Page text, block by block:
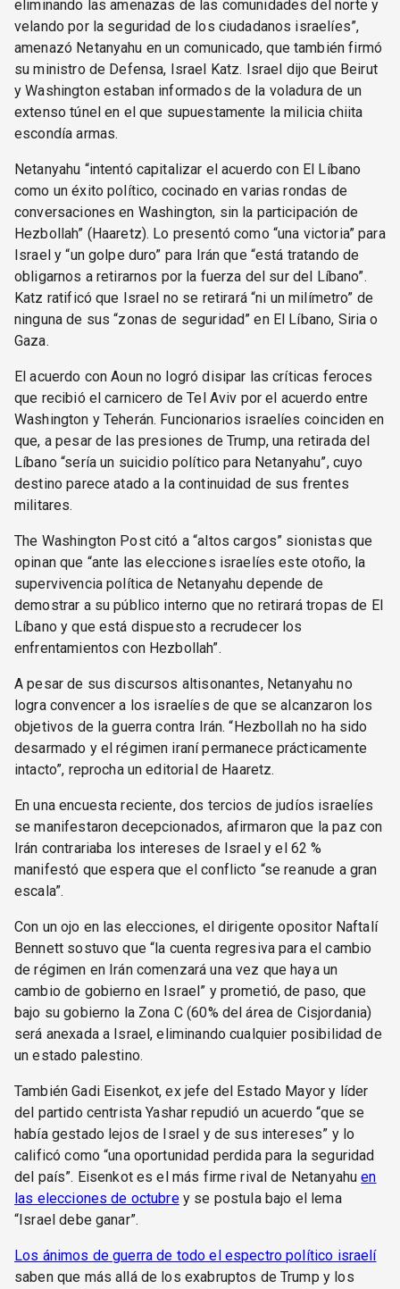
eliminando las amenazas de las comunidades del norte y
velando por la seguridad de los ciudadanos israelíes”,
amenazó Netanyahu en un comunicado, que también firmó
su ministro de Defensa, Israel Katz. Israel dijo que Beirut
y Washington estaban informados de la voladura de un
extenso túnel en el que supuestamente la milicia chiita
escondía armas.
Netanyahu “intentó capitalizar el acuerdo con El Líbano
como un éxito político, cocinado en varias rondas de
conversaciones en Washington, sin la participación de
Hezbollah” (Haaretz). Lo presentó como “una victoria” para
Israel y “un golpe duro” para Irán que “está tratando de
obligarnos a retirarnos por la fuerza del sur del Líbano”.
Katz ratificó que Israel no se retirará “ni un milímetro” de
ninguna de sus “zonas de seguridad” en El Líbano, Siria o
Gaza.
El acuerdo con Aoun no logró disipar las críticas feroces
que recibió el carnicero de Tel Aviv por el acuerdo entre
Washington y Teherán. Funcionarios israelíes coinciden en
que, a pesar de las presiones de Trump, una retirada del
Líbano “sería un suicidio político para Netanyahu”, cuyo
destino parece atado a la continuidad de sus frentes
militares.
The Washington Post citó a “altos cargos” sionistas que
opinan que “ante las elecciones israelíes este otoño, la
supervivencia política de Netanyahu depende de
demostrar a su público interno que no retirará tropas de El
Líbano y que está dispuesto a recrudecer los
enfrentamientos con Hezbollah”.
A pesar de sus discursos altisonantes, Netanyahu no
logra convencer a los israelíes de que se alcanzaron los
objetivos de la guerra contra Irán. “Hezbollah no ha sido
desarmado y el régimen iraní permanece prácticamente
intacto”, reprocha un editorial de Haaretz.
En una encuesta reciente, dos tercios de judíos israelíes
se manifestaron decepcionados, afirmaron que la paz con
Irán contrariaba los intereses de Israel y el 62 %
manifestó que espera que el conflicto “se reanude a gran
escala”.
Con un ojo en las elecciones, el dirigente opositor Naftalí
Bennett sostuvo que “la cuenta regresiva para el cambio
de régimen en Irán comenzará una vez que haya un
cambio de gobierno en Israel” y prometió, de paso, que
bajo su gobierno la Zona C (60% del área de Cisjordania)
será anexada a Israel, eliminando cualquier posibilidad de
un estado palestino.
También Gadi Eisenkot, ex jefe del Estado Mayor y líder
del partido centrista Yashar repudió un acuerdo “que se
había gestado lejos de Israel y de sus intereses” y lo
calificó como “una oportunidad perdida para la seguridad
del país”. Eisenkot es el más firme rival de Netanyahuen
las elecciones de octubrey se postula bajo el lema
“Israel debe ganar”.
Los ánimos de guerra de todo el espectro político israelí
saben que más allá de los exabruptos de Trump y los